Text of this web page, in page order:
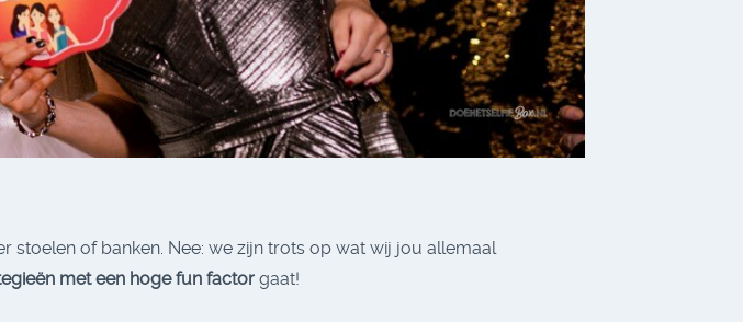
stoelen of banken. Nee: we zijn trots op wat wij jou allemaal
met een hoge fun factor gaat!